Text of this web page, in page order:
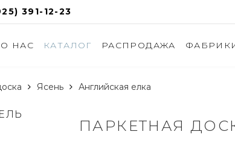
391-12-23
О НАС КАТАЛОГ РАСПРОДАЖА
Ясень Английская елка
ПАРКЕТНАЯ